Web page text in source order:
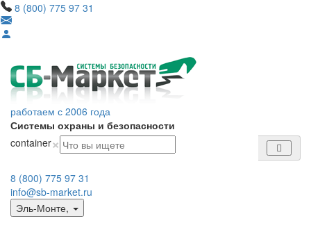
8 (800) 775 97 31
работаем с 2006 года
Системы охраны и безопасности
container×
8 (800) 775 97 31
info@sb-market.ru
Эль-Монте,